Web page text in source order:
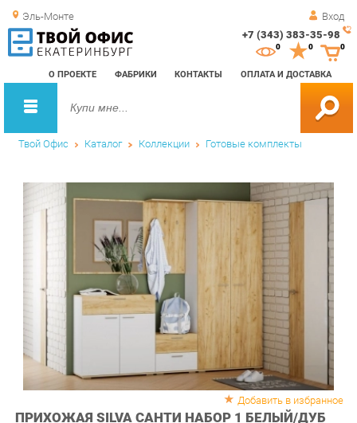
Эль-Монте Вход
+7 (343) 383-35-98
О ПРОЕКТЕ ФАБРИКИ КОНТАКТЫ ОПЛАТА И ДОСТАВКА
0 0
Твой Офис Каталог Коллекции Готовые комплекты
Добавить в избранное
ПРИХОЖАЯ SILVA САНТИ НАБОР 1 БЕЛЫЙ/ДУБ
КРАФТ ЗОЛОТОЙ